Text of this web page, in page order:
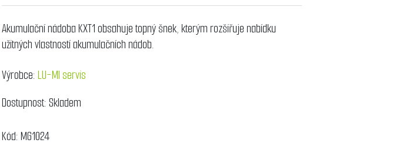
Akumulační nádoba KXT1 obsahuje topný šnek, kterým rozšiřuje nabídku
užitných vlastností akumulačních nádob.
Výrobce: LU-MI servis
Dostupnost: Skladem
Kód: MG1024